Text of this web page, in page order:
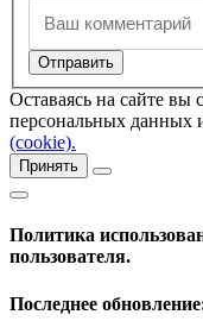
Оставаясь на сайте вы
персональных данных
(cookie).
Принять
Политика
пользователя.
Последнее